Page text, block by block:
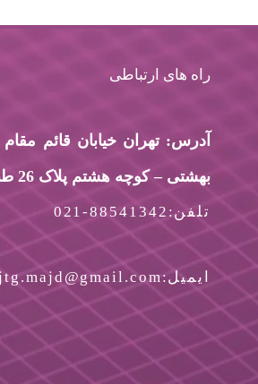
راه های ارتباطی
آدرس: تهران خیابان قائم
بهشتی – کوچه هشتم پلاک 26 طبقه سوم
تلفن:88541342-021
ایمیل:jtg.majd@gmail.com